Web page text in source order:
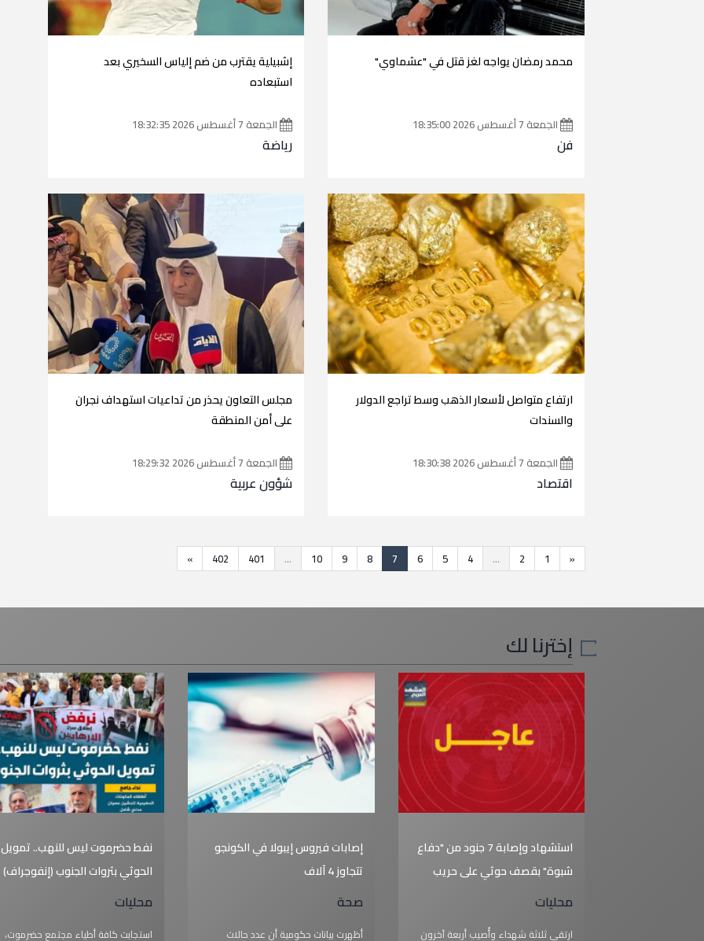
محمد رمضان يواجه لغز قتل في "عشماوي"
الجمعة 7 أغسطس 2026 18:35:00
فن
إشبيلية يقترب من ضم إلياس السخيري بعد
استبعاده
الجمعة 7 أغسطس 2026 18:32:35
رياضة
ارتفاع متواصل لأسعار الذهب وسط تراجع الدولار
والسندات
الجمعة 7 أغسطس 2026 18:30:38
اقتصاد
مجلس التعاون يحذر من تداعيات استهداف نجران
على أمن المنطقة
الجمعة 7 أغسطس 2026 18:29:32
شؤون عربية
«
1
2
...
4
5
6
7
8
9
10
...
401
402
»
إخترنا لك
استشهاد وإصابة 7 جنود من "دفاع
شبوة" بقصف حوثي على حريب
محليات
ارتقى ثلاثة شهداء وأُصيب أربعة آخرون
إصابات فيروس إيبولا في الكونجو
تتجاوز 4 آلاف
صحة
أظهرت ‌بيانات حكومية أن عدد حالات
نفط حضرموت ليس للنهب.. تمويل
الحوثي بثروات الجنوب (إنفوجراف)
محليات
استجابت كافة أطياء مجتمع حضرموت،